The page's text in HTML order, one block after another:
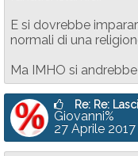
E si dovrebbe
normali di una
Ma IMHO si
Re: Re:
Giovanni%
27 Aprile